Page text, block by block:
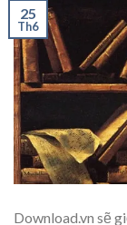
25
Th6
Download.vn sẽ